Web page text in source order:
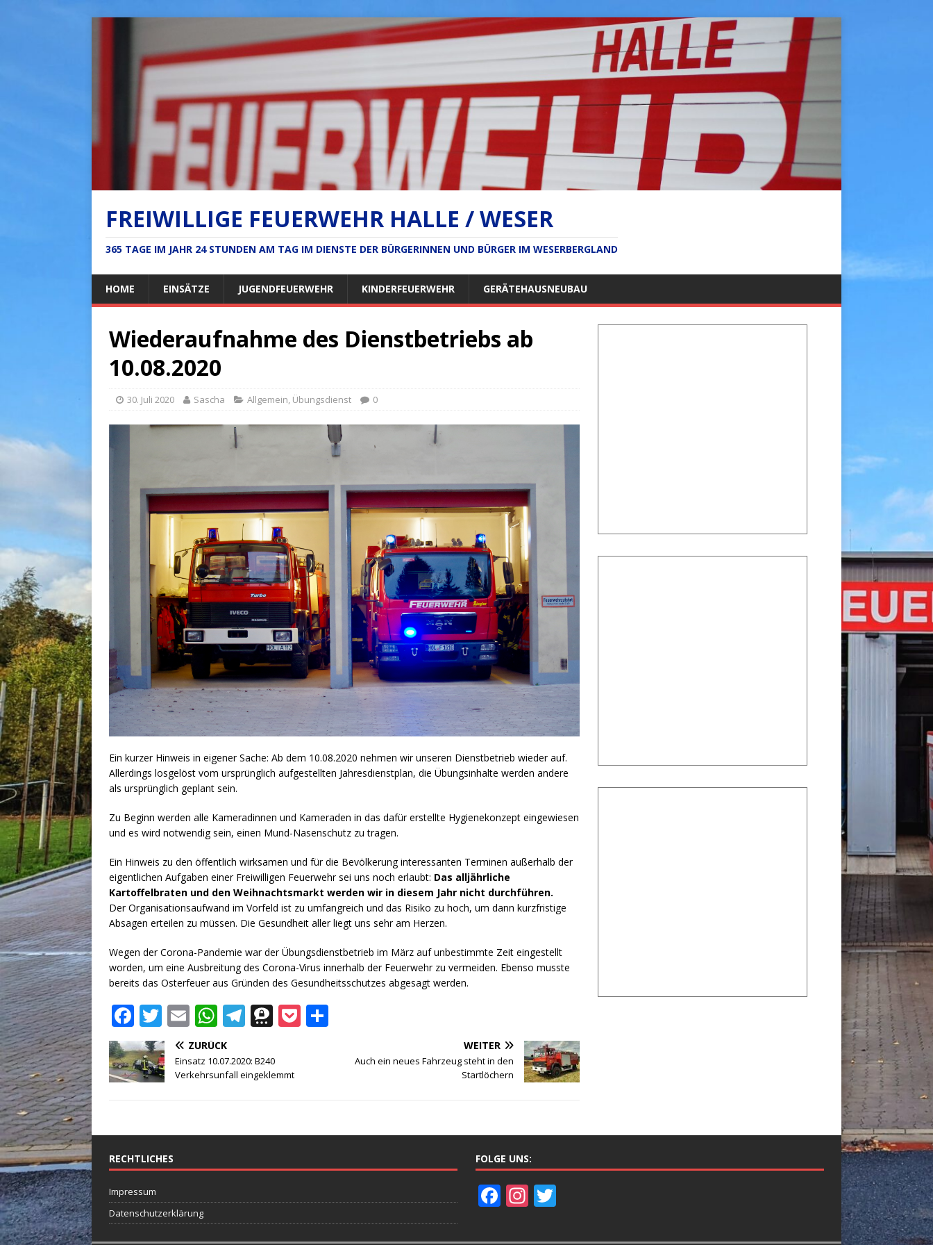
FREIWILLIGE FEUERWEHR HALLE / WESER
365 TAGE IM JAHR 24 STUNDEN AM TAG IM DIENSTE DER BÜRGERINNEN UND BÜRGER IM WESERBERGLAND
HOME EINSÄTZE JUGENDFEUERWEHR KINDERFEUERWEHR GERÄTEHAUSNEUBAU
Wiederaufnahme des Dienstbetriebs ab
10.08.2020
30. Juli 2020 Sascha Allgemein, Übungsdienst 0
Ein kurzer Hinweis in eigener Sache: Ab dem 10.08.2020 nehmen wir unseren Dienstbetrieb wieder auf.
Allerdings losgelöst vom ursprünglich aufgestellten Jahresdienstplan, die Übungsinhalte werden andere
als ursprünglich geplant sein.
Zu Beginn werden alle Kameradinnen und Kameraden in das dafür erstellte Hygienekonzept eingewiesen
und es wird notwendig sein, einen Mund-Nasenschutz zu tragen.
Ein Hinweis zu den öffentlich wirksamen und für die Bevölkerung interessanten Terminen außerhalb der
eigentlichen Aufgaben einer Freiwilligen Feuerwehr sei uns noch erlaubt: Das alljährliche
Kartoffelbraten und den Weihnachtsmarkt werden wir in diesem Jahr nicht durchführen.
Der Organisationsaufwand im Vorfeld ist zu umfangreich und das Risiko zu hoch, um dann kurzfristige
Absagen erteilen zu müssen. Die Gesundheit aller liegt uns sehr am Herzen.
Wegen der Corona-Pandemie war der Übungsdienstbetrieb im März auf unbestimmte Zeit eingestellt
worden, um eine Ausbreitung des Corona-Virus innerhalb der Feuerwehr zu vermeiden. Ebenso musste
bereits das Osterfeuer aus Gründen des Gesundheitsschutzes abgesagt werden.
F
a
c
e
o
k
T
w
it
te
E
m
ai
l
W
h
at
s
T
e
g
T
r
e
P
ZURÜCK
Einsatz 10.07.2020: B240
Verkehrsunfall eingeklemmt
WEITER
Auch ein neues Fahrzeug steht in den
Startlöchern
RECHTLICHES
Impressum
Datenschutzerklärung
FOLGE UNS:
F In T